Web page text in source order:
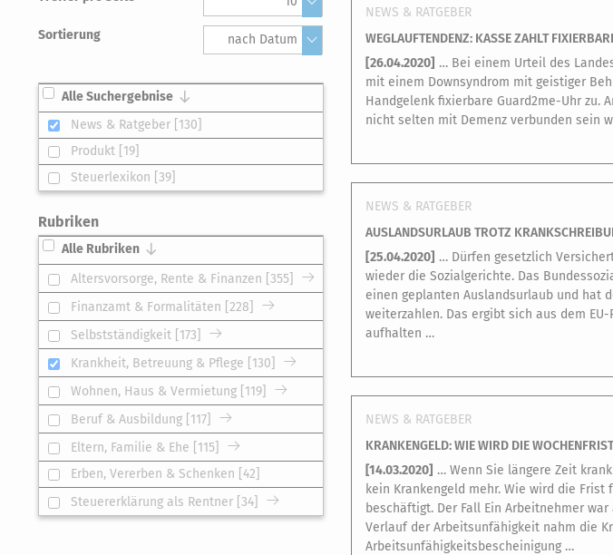
Sortierung nach Datum
Alle Suchergebnise
News & Ratgeber [130]
Produkt [19]
Steuerlexikon [39]
Rubriken
Alle Rubriken
Altersvorsorge, Rente & Finanzen [355]
Finanzamt & Formalitäten [228]
Selbstständigkeit [173]
Krankheit, Betreuung & Pflege [130]
Wohnen, Haus & Vermietung [119]
Beruf & Ausbildung [117]
Eltern, Familie & Ehe [115]
Erben, Vererben & Schenken [42]
Steuererklärung als Rentner [34]
NEWS & RATGEBER
WEGLAUFTENDENZ: KASSE ZAHLT
[26.04.2020] … Bei einem Urteil des
mit einem Downsyndrom mit geistiger
Handgelenk fixierbare Guard2me-Uhr zu.
nicht selten mit Demenz verbunden sein
NEWS & RATGEBER
AUSLANDSURLAUB TROTZ
[25.04.2020] … Dürfen gesetzlich
wieder die Sozialgerichte. Das
einen geplanten Auslandsurlaub und hat
weiterzahlen. Das ergibt sich aus dem
aufhalten …
NEWS & RATGEBER
KRANKENGELD: WIE WIRD DIE
[14.03.2020] … Wenn Sie längere Zeit
kein Krankengeld mehr. Wie wird die
beschäftigt. Der Fall Ein Arbeitnehmer
Verlauf der Arbeitsunfähigkeit nahm die
Arbeitsunfähigkeitsbescheinigung …